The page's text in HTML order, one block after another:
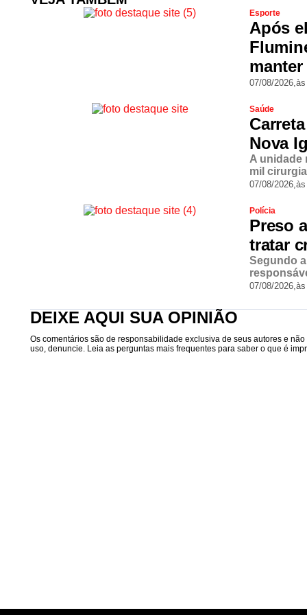
Esporte
Após
07/08/2026,às
Saúde
Nova
A unidade
mil
07/08/2026,às
Polícia
Preso
tratar
Segundo
07/08/2026,às
DEIXE AQUI SUA OPINIÃO
Os comentários são de responsabilidade exclusiva de seus autores e
uso, denuncie. Leia as perguntas mais frequentes para saber o que é